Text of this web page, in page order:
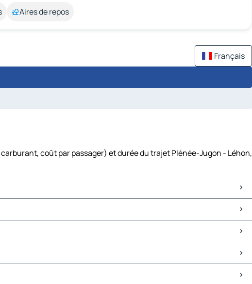
Aires de repos
Français
coût par passager) et durée du trajet Plénée-Jugon - Léhon,